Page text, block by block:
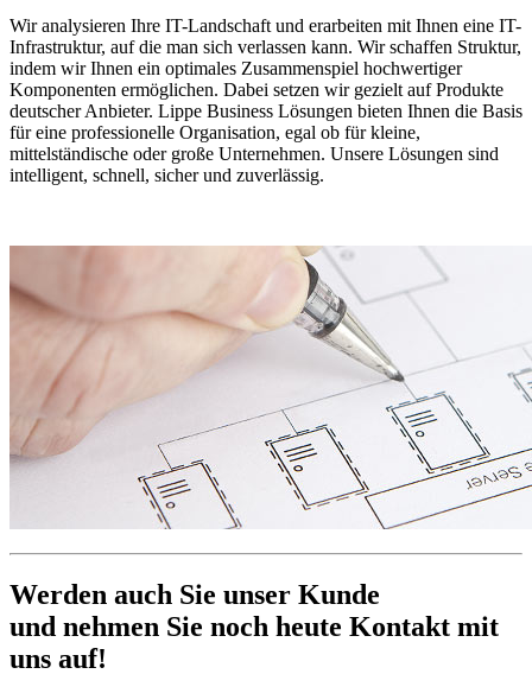
Wir analysieren Ihre IT-Landschaft und erarbeiten mit Ihnen eine IT-
Infrastruktur, auf die man sich verlassen kann. Wir schaffen Struktur,
indem wir Ihnen ein optimales Zusammenspiel hochwertiger
Komponenten ermöglichen. Dabei setzen wir gezielt auf Produkte
deutscher Anbieter. Lippe Business Lösungen bieten Ihnen die Basis
für eine professionelle Organisation, egal ob für kleine,
mittelständische oder große Unternehmen. Unsere Lösungen sind
intelligent, schnell, sicher und zuverlässig.
Werden auch Sie unser Kunde
und nehmen Sie noch heute Kontakt mit
uns auf!